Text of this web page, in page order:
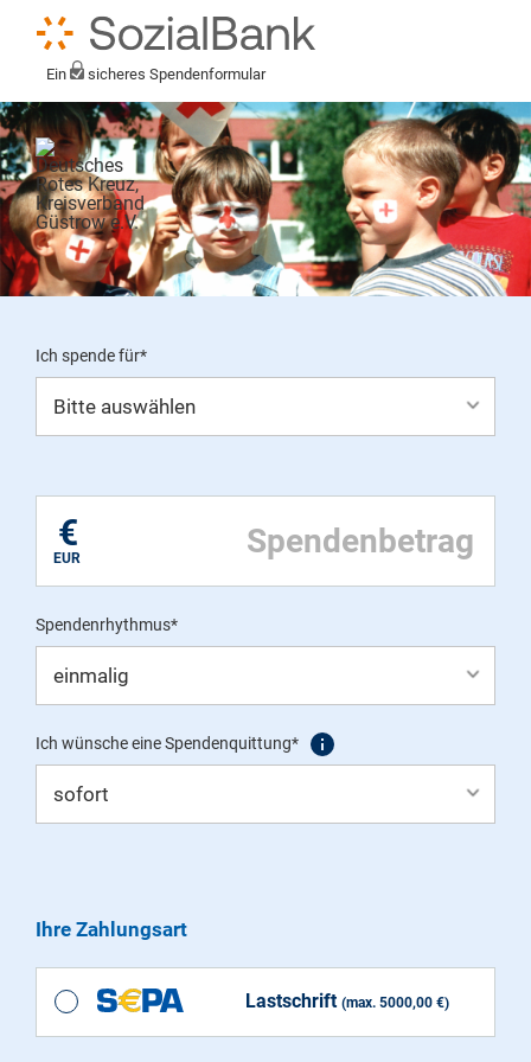
Ein sicheres Spendenformular
Ich spende für*
€
EUR
Spendenrhythmus*
Ich wünsche eine Spendenquittung*
Ihre Zahlungsart
Lastschrift (max. 5000,00 €)